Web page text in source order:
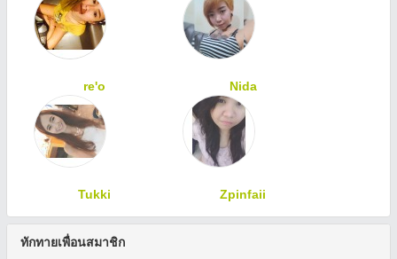
re'o Nida
Tukki Zpinfaii
ทักทายเพื่อนสมาชิก